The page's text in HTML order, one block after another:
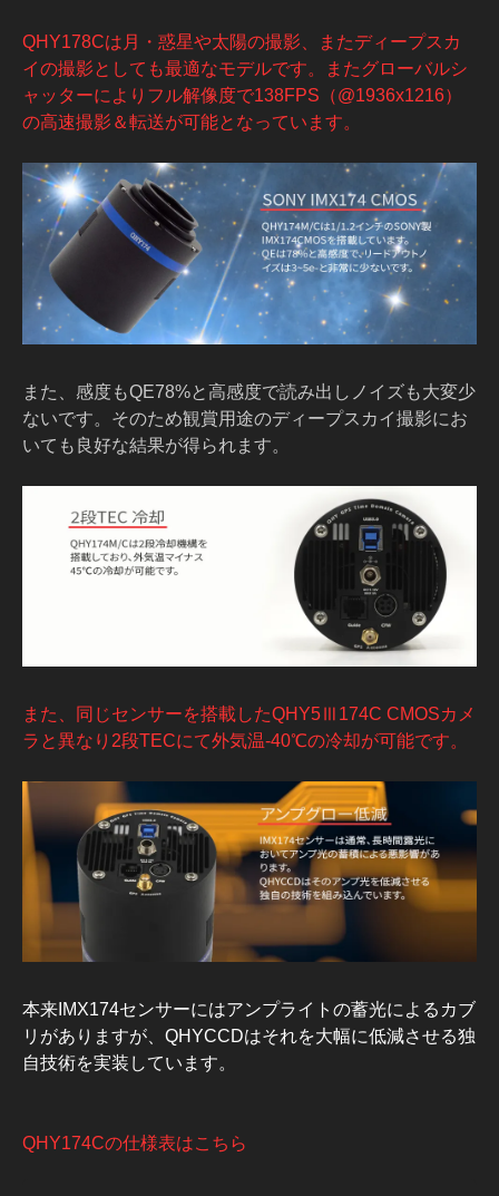
QHY178Cは月・惑星や太陽の撮影、またディープスカ
イの撮影としても最適なモデルです。またグローバルシ
ャッターによりフル解像度で138FPS（@1936x1216）
の高速撮影＆転送が可能となっています。
また、感度もQE78%と高感度で読み出しノイズも大変少
ないです。そのため観賞用途のディープスカイ撮影にお
いても良好な結果が得られます。
また、同じセンサーを搭載したQHY5Ⅲ174C CMOSカメ
ラと異なり2段TECにて外気温-40℃の冷却が可能です。
本来IMX174センサーにはアンプライトの蓄光によるカブ
リがありますが、QHYCCDはそれを大幅に低減させる独
自技術を実装しています。
QHY174Cの仕様表はこちら